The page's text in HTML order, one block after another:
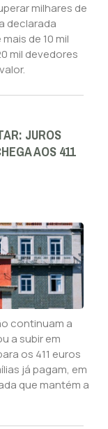
milhares de
declarada
de 10 mil
mil devedores
JUROS
AOS 411
continuam a
a subir em
os 411 euros
já pagam, em
que mantém a